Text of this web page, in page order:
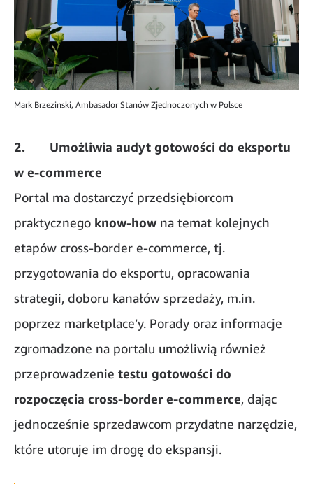
Mark Brzezinski, Ambasador Stanów Zjednoczonych w Polsce
2. Umożliwia audyt gotowości do eksportu
w e-commerce
Portal ma dostarczyć przedsiębiorcom
praktycznego know-how na temat kolejnych
etapów cross-border e-commerce, tj.
przygotowania do eksportu, opracowania
strategii, doboru kanałów sprzedaży, m.in.
poprzez marketplace’y. Porady oraz informacje
zgromadzone na portalu umożliwią również
przeprowadzenie testu gotowości do
rozpoczęcia cross-border e-commerce, dając
jednocześnie sprzedawcom przydatne narzędzie,
które utoruje im drogę do ekspansji.